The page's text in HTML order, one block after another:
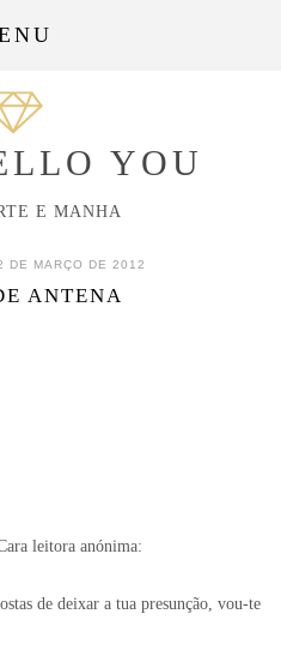
YOU
E MANHA
DE MARÇO DE 2012
ANTENA
leitora anónima:
de deixar a tua presunção, vou-te